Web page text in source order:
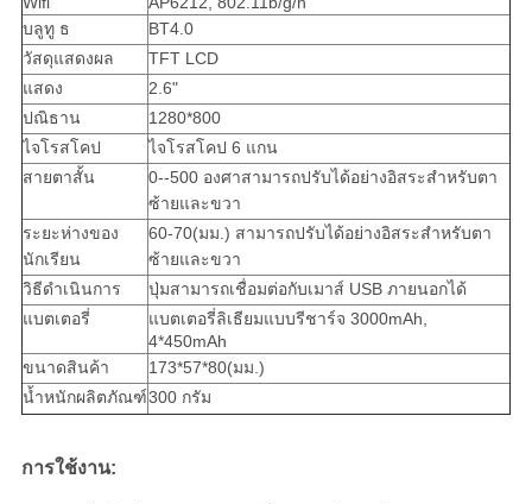
บลูทู ธ
BT4.0
วัสดุแสดงผล
TFT LCD
แสดง
2.6"
ปณิธาน
1280*800
ไจโรสโคป
ไจโรสโคป 6 แกน
สายตาสั้น
0--500 องศาสามารถปรับได้อย่างอิสระสำหรับตา
ซ้ายและขวา
ระยะห่างของ
นักเรียน
60-70(มม.) สามารถปรับได้อย่างอิสระสำหรับตา
ซ้ายและขวา
วิธีดำเนินการ
ปุ่มสามารถเชื่อมต่อกับเมาส์ USB ภายนอกได้
แบตเตอรี่
แบตเตอรี่ลิเธียมแบบรีชาร์จ 3000mAh,
4*450mAh
ขนาดสินค้า
173*57*80(มม.)
น้ำหนักผลิตภัณฑ์300 กรัม
การใช้งาน: